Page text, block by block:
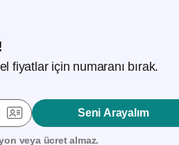
fiyatlar için numaranı bırak.
Seni Arayalım
veya ücret almaz.